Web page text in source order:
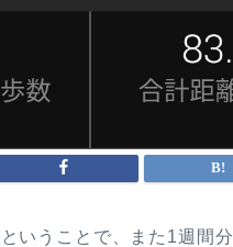
いうことで、また1週間